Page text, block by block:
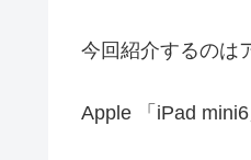
今回紹介するのは
Apple 「iPad mini6